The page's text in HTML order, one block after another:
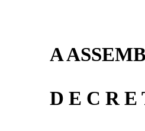
A
D E C R E